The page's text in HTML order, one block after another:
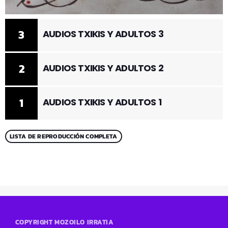
1 AUDIOS TXIKIS Y ADULTOS 1
2 AUDIOS TXIKIS Y ADULTOS 2
3 AUDIOS TXIKIS Y ADULTOS 3
LISTA DE REPRODUCCIÓN COMPLETA
COPYRIGHT MOZOILO IRRATIA